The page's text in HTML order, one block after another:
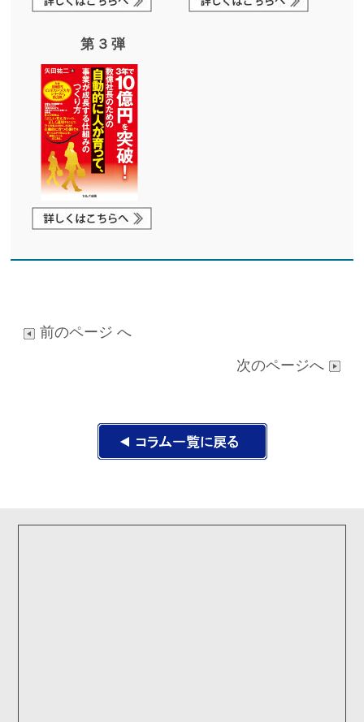
第３弾
前のページ へ
次のページへ